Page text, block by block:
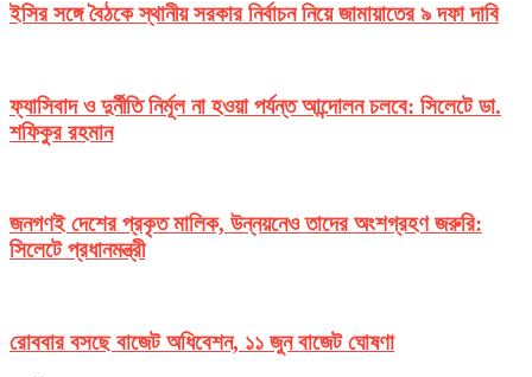
ইসির সঙ্গে বৈঠকে স্থানীয় সরকার নির্বাচন নিয়ে জামায়াতের ৯ দফা দাবি
ফ্যাসিবাদ ও দুর্নীতি নির্মূল না হওয়া পর্যন্ত আন্দোলন চলবে: সিলেটে ডা.
শফিকুর রহমান
জনগণই দেশের প্রকৃত মালিক, উন্নয়নেও তাদের অংশগ্রহণ জরুরি:
সিলেটে প্রধানমন্ত্রী
রোববার বসছে বাজেট অধিবেশন, ১১ জুন বাজেট ঘোষণা